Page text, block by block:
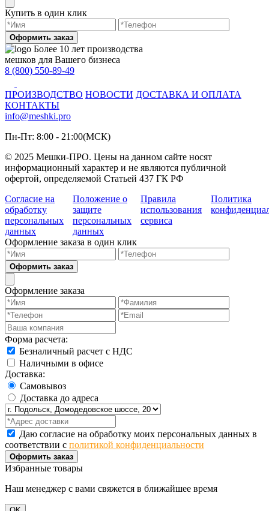
Купить в один клик
Оформить заказ
Более 10 лет производства
мешков для Вашего бизнеса
8 (800) 550-89-49
ПРОИЗВОДСТВО НОВОСТИ ДОСТАВКА И ОПЛАТА
КОНТАКТЫ
info@meshki.pro
Пн-Пт: 8:00 - 21:00(МСК)
© 2025 Мешки-ПРО. Цены на данном сайте носят
информационный характер и не являются публичной
офертой, определяемой Статьей 437 ГК РФ
Согласие на
обработку
персональных
данных
Положение о
защите
персональных
данных
Правила
использования
сервиса
Политика
Оформление заказа в один клик
Оформить заказ
Оформление заказа
Форма расчета:
Безналичный расчет с НДС
Наличными в офисе
Доставка:
Самовывоз
Доставка до адреса
Даю согласие на обработку моих персональных данных в
соответствии с политикой конфиденциальности
Оформить заказ
Избранные товары
Наш менеджер с вами свяжется в ближайшее время